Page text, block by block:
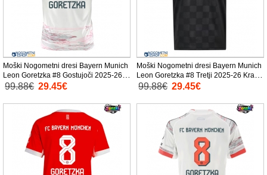
Moški Nogometni dresi Bayern Munich
Leon Goretzka #8 Gostujoči 2025-26
Kratek Rokav
99.88€ 29.45€
Moški Nogometni dresi Bayern Munich
Leon Goretzka #8 Tretji 2025-26 Kratek
Rokav
99.88€ 29.45€